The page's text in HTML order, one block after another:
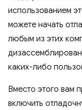
использованием
можете начать
любым из этих
каких-либо
Вместо этого вам
включить